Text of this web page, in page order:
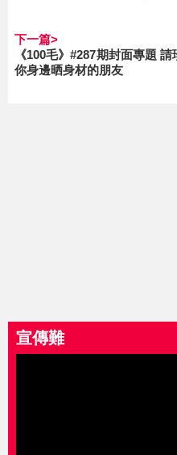
下一篇>
《100毛》#287期封面專題 請
你身邊晒身材的朋友
宣傳難